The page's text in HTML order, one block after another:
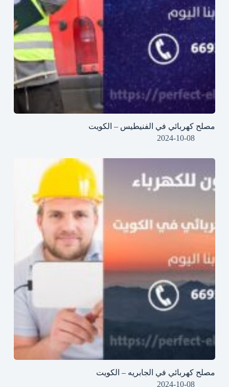
مصلح كهربائي في الفنيطيس – الكويت
2024-10-08
مصلح كهربائي في الجابريه – الكويت
2024-10-08